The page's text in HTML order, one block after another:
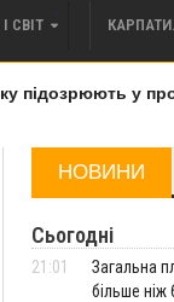
СВІТ
у
НОВИНИ
Сьогодні
21:01
Загальна
більше ніж